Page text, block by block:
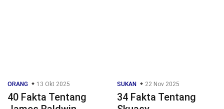
ORANG 13 Okt 2025
40 Fakta Tentang
SUKAN 22 Nov 2025
34 Fakta Tentang